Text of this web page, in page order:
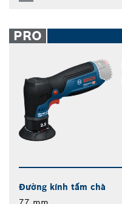
PRO
Đường kính tấm chà